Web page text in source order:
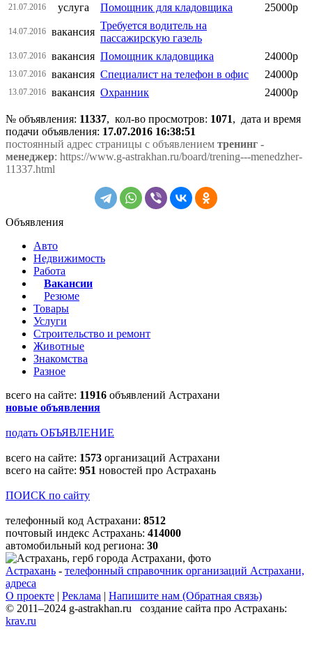
21.07.2016 услуга Помощник для кладовщика 25000р
14.07.2016 вакансия
Требуется водитель на
пассажирскую газель
13.07.2016 вакансия Помощник кладовщика 24000р
13.07.2016 вакансия Специалист на телефон в офис 24000р
13.07.2016 вакансия Охранник 24000р
№ объявления: 11337, кол-во просмотров: 1071, дата и время
подачи объявления: 17.07.2016 16:38:51
постоянный адрес страницы с объявлением тренинг -
менеджер: https://www.g-astrakhan.ru/board/trening---menedzher-
11337.html
Объявления
Авто
Недвижимость
Работа
Вакансии
Резюме
Товары
Услуги
Строительство и ремонт
Животные
Знакомства
Разное
всего на сайте: 11916 объявлений Астрахани
новые объявления
подать ОБЪЯВЛЕНИЕ
всего на сайте: 1573 организаций Астрахани
всего на сайте: 951 новостей про Астрахань
ПОИСК по сайту
телефонный код Астрахани: 8512
почтовый индекс Астрахань: 414000
автомобильный код региона: 30
Астрахань - телефонный справочник организаций Астрахани,
адреса
О проекте | Реклама | Напишите нам (Обратная связь)
© 2011–2024 g-astrakhan.ru создание сайта про Астрахань:
krav.ru